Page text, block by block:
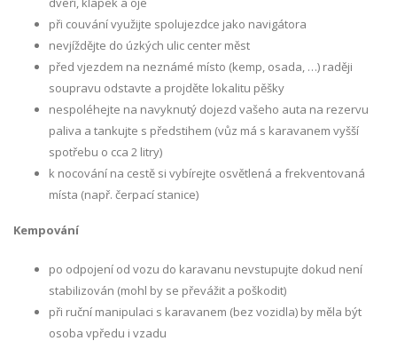
při couvání využijte spolujezdce jako navigátora
nevjíždějte do úzkých ulic center měst
před vjezdem na neznámé místo (kemp, osada, …) raději
soupravu odstavte a projděte lokalitu pěšky
nespoléhejte na navyknutý dojezd vašeho auta na rezervu
paliva a tankujte s předstihem (vůz má s karavanem vyšší
spotřebu o cca 2 litry)
k nocování na cestě si vybírejte osvětlená a frekventovaná
místa (např. čerpací stanice)
Kempování
po odpojení od vozu do karavanu nevstupujte dokud není
stabilizován (mohl by se převážit a poškodit)
při ruční manipulaci s karavanem (bez vozidla) by měla být
osoba vpředu i vzadu